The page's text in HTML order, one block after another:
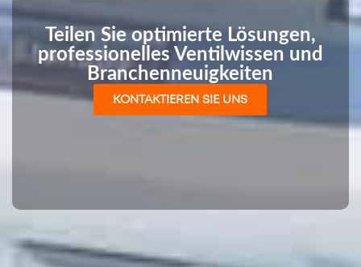
Teilen Sie optimierte Lösungen,
professionelles Ventilwissen und
Branchenneuigkeiten
KONTAKTIEREN SIE UNS